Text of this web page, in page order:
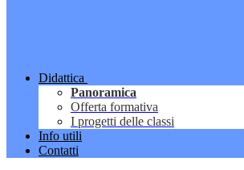
Didattica
Panoramica
Offerta formativa
I progetti delle classi
Info utili
Contatti